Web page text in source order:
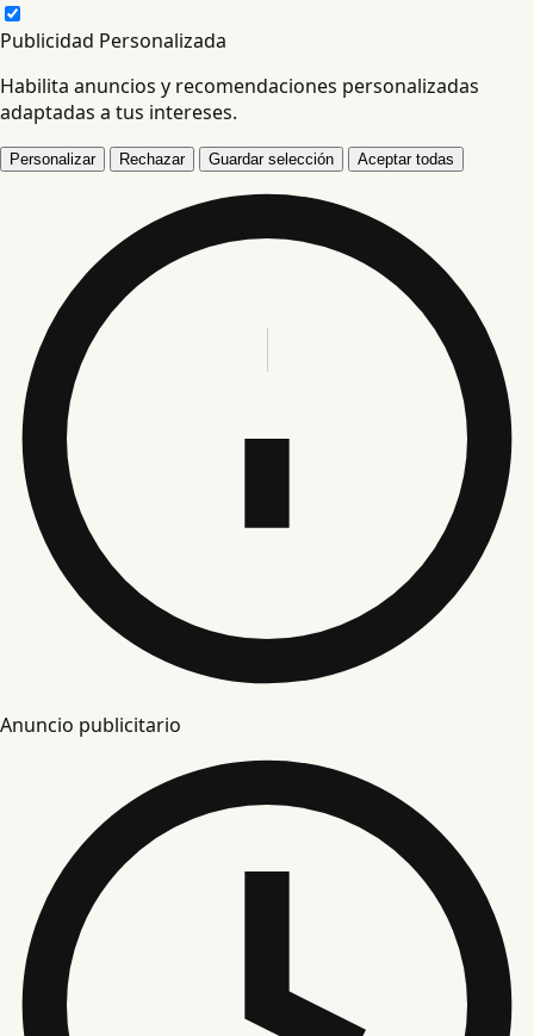
Publicidad Personalizada
Habilita anuncios y recomendaciones personalizadas
adaptadas a tus intereses.
Personalizar Rechazar Guardar selección Aceptar todas
Anuncio publicitario